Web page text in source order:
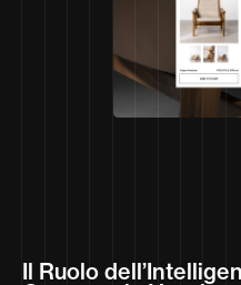
Il Ruolo